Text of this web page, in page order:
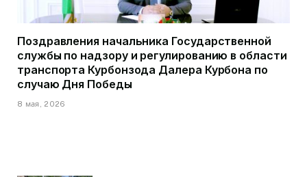
Поздравления начальника Государственной
службы по надзору и регулированию в области
транспорта Курбонзода Далера Курбона по
случаю Дня Победы
8 мая, 2026